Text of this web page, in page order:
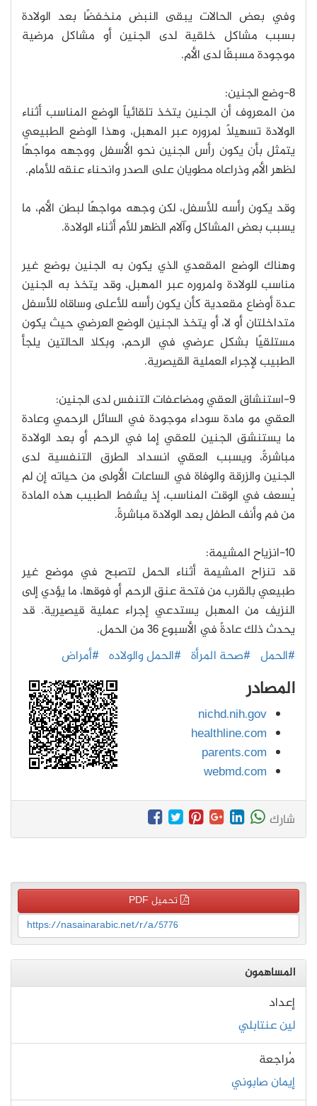
وفي بعض الحالات يبقى النبض منخفضًا بعد الولادة
بسبب مشاكل خلقية لدى الجنين أو مشاكل مرضية
موجودة مسبقًا لدى الأم.
8-وضع الجنين:
من المعروف أن الجنين يتخذ تلقائياً الوضع المناسب أثناء
الولادة تسهيلاً لمروره عبر المهبل، وهذا الوضع الطبيعي
يتمثل بأن يكون رأس الجنين نحو الأسفل ووجهه مواجهًا
لظهر الأم وذراعاه مطويان على الصدر وانحناء عنقه للأمام.
وقد يكون رأسه للأسفل، لكن وجهه مواجهًا لبطن الأم، ما
يسبب بعض المشاكل وآلام الظهر للأم أثناء الولادة.
وهناك الوضع المقعدي الذي يكون به الجنين بوضع غير
مناسب للولادة ولمروره عبر المهبل، وقد يتخذ به الجنين
عدة أوضاع مقعدية كأن يكون رأسه للأعلى وساقاه للأسفل
متداخلتان أو لا، أو يتخذ الجنين الوضع العرضي حيث يكون
مستلقيًا بشكل عرضي في الرحم، وبكلا الحالتين يلجأ
الطبيب لإجراء العملية القيصرية.
9-استنشاق العقي ومضاعفات التنفس لدى الجنين:
العقي مو مادة سوداء موجودة في السائل الرحمي وعادة
ما يستنشق الجنين للعقي إما في الرحم أو بعد الولادة
مباشرةً، ويسبب العقي انسداد الطرق التنفسية لدى
الجنين والزرقة والوفاة في الساعات الأولى من حياته إن لم
يُسعف في الوقت المناسب، إذ يشفط الطبيب هذه المادة
من فم وأنف الطفل بعد الولادة مباشرةً.
10-انزياح المشيمة:
قد تنزاح المشيمة أثناء الحمل لتصبح في موضع غير
طبيعي بالقرب من فتحة عنق الرحم أو فوقها، ما يؤدي إلى
النزيف من المهبل يستدعي إجراء عملية قيصيرية. قد
يحدث ذلك عادةً في الأسبوع 36 من الحمل.
#الحمل #صحة المرأة #الحمل والولاده #أمراض
المصادر
nichd.nih.gov
healthline.com
parents.com
webmd.com
شارك
تحميل PDF
https://nasainarabic.net/r/a/5776
المساهمون
إعداد
لين عنتابلي
مُراجعة
إيمان صابوني